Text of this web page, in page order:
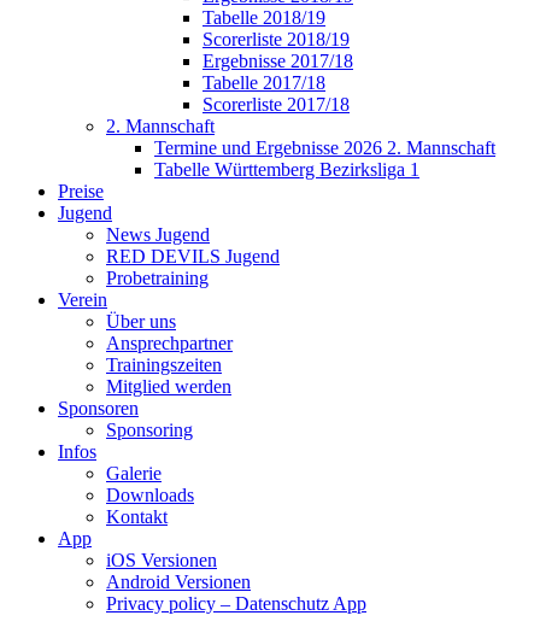
Tabelle 2018/19
Scorerliste 2018/19
Ergebnisse 2017/18
Tabelle 2017/18
Scorerliste 2017/18
2. Mannschaft
Termine und Ergebnisse 2026 2. Mannschaft
Tabelle Württemberg Bezirksliga 1
Preise
Jugend
News Jugend
RED DEVILS Jugend
Probetraining
Verein
Über uns
Ansprechpartner
Trainingszeiten
Mitglied werden
Sponsoren
Sponsoring
Infos
Galerie
Downloads
Kontakt
App
iOS Versionen
Android Versionen
Privacy policy – Datenschutz App